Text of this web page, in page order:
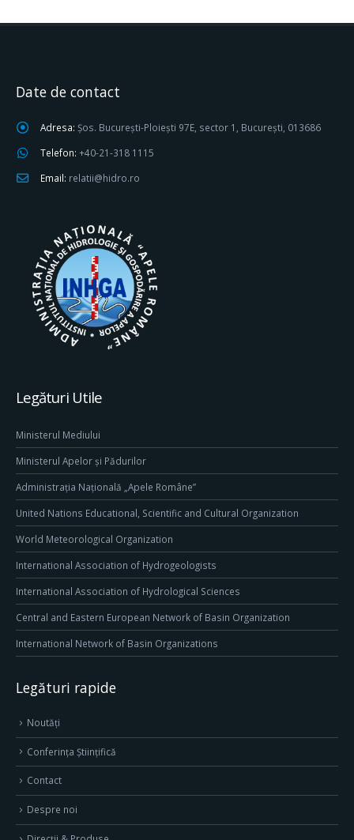
Date de contact
Adresa: Șos. București-Ploiești 97E, sector 1, București, 013686
Telefon: +40-21-318 1115
Email: relatii@hidro.ro
Legături Utile
Ministerul Mediului
Ministerul Apelor și Pădurilor
Administrația Națională „Apele Române”
United Nations Educational, Scientific and Cultural Organization
World Meteorological Organization
International Association of Hydrogeologists
International Association of Hydrological Sciences
Central and Eastern European Network of Basin Organization
International Network of Basin Organizations
Legături rapide
Noutăți
Conferința Științifică
Contact
Despre noi